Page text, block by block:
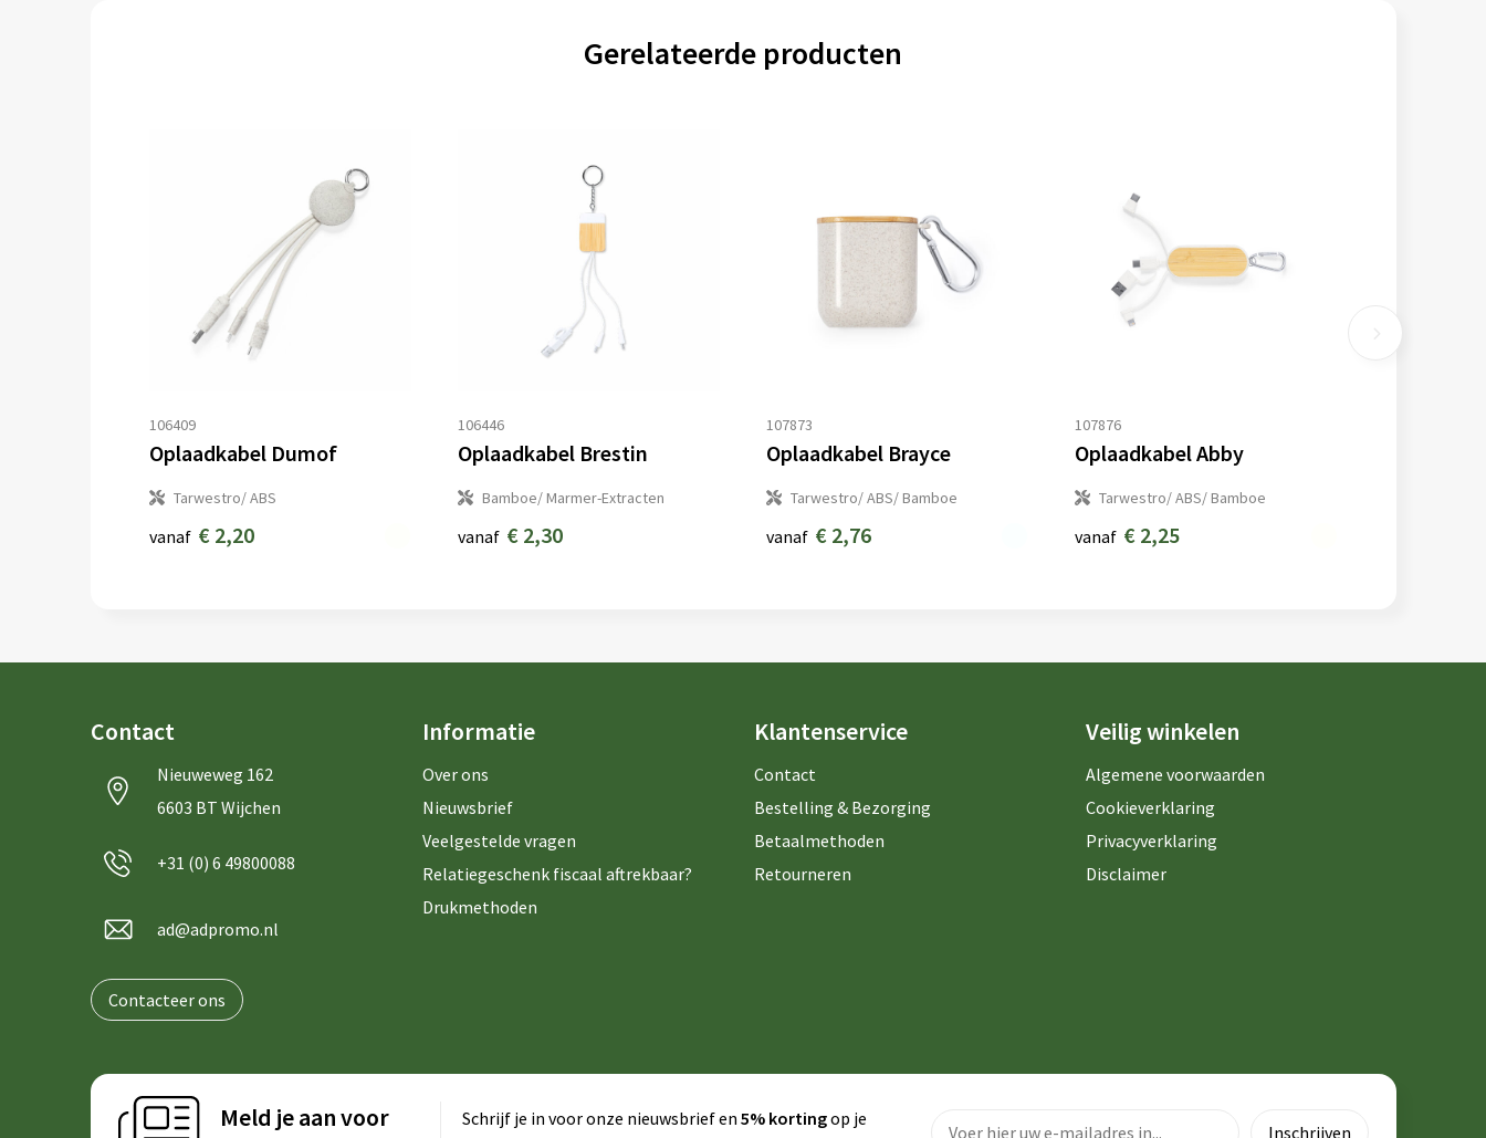
Gerelateerde producten
106409
Oplaadkabel Dumof
Tarwestro/ ABS
vanaf € 2,20
106446
Oplaadkabel Brestin
Bamboe/ Marmer-Extracten
vanaf € 2,30
107873
Oplaadkabel Brayce
Tarwestro/ ABS/ Bamboe
vanaf € 2,76
107876
Oplaadkabel Abby
Tarwestro/ ABS/ Bamboe
vanaf € 2,25
Contact
Nieuweweg 162
6603 BT Wijchen
+31 (0) 6 49800088
ad@adpromo.nl
Contacteer ons
Informatie
Over ons
Nieuwsbrief
Veelgestelde vragen
Relatiegeschenk fiscaal aftrekbaar?
Drukmethoden
Klantenservice
Contact
Bestelling & Bezorging
Betaalmethoden
Retourneren
Veilig winkelen
Algemene voorwaarden
Cookieverklaring
Privacyverklaring
Disclaimer
Meld je aan voor
Schrijf je in voor onze nieuwsbrief en 5% kortingop je